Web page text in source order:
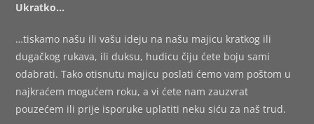
Ukratko…
…tiskamo našu ili vašu ideju na našu majicu kratkog ili
dugačkog rukava, ili duksu, hudicu čiju ćete boju sami
odabrati. Tako otisnutu majicu poslati ćemo vam poštom u
najkraćem mogućem roku, a vi ćete nam zauzvrat
pouzećem ili prije isporuke uplatiti neku siću za naš trud.